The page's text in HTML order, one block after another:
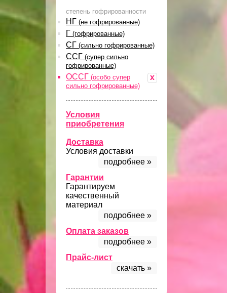
степень гофрированности
НГ (не гофрированные)
Г (гофрированные)
СГ (сильно гофрированные)
ССГ (супер сильно
гофрированные)
x
ОССГ (особо супер
сильно гофрированные)
Условия
приобретения
Доставка
Условия доставки
подробнее »
Гарантии
Гарантируем
качественный
материал
подробнее »
Оплата заказов
подробнее »
Прайс-лист
скачать »